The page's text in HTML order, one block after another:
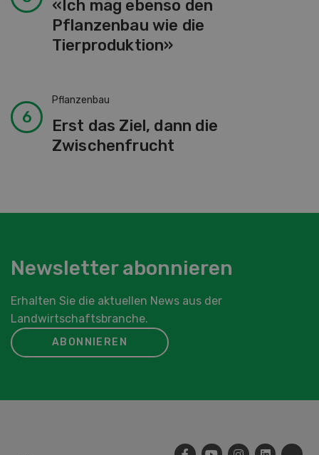
«Ich mag ebenso den
Pflanzenbau wie die
Tierproduktion»
Pflanzenbau
Erst das Ziel, dann die
Zwischenfrucht
Newsletter abonnieren
Erhalten Sie die aktuellen News aus der
Landwirtschaftsbranche.
ABONNIEREN